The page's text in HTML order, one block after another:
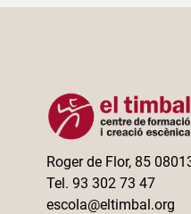
Roger de Flor, 85
Tel. 93 302 73 47
escola@eltimbal.org